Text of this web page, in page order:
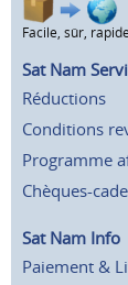
Facile, sûr, rapide
Sat Nam
Réductions
Conditions
Programme
Chèques-
Sat Nam Info
Paiement &